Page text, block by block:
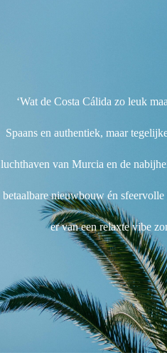
‘Wat de Costa Cálida zo leuk
Spaans en authentiek, maar
luchthaven van Murcia en de
betaalbare nieuwbouw én
er van een relaxte vibe